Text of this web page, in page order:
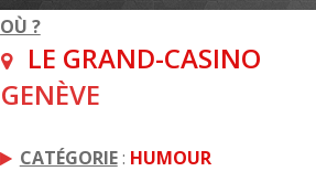
OÙ ?
LE GRAND-CASINO
GENÈVE
CATÉGORIE: HUMOUR